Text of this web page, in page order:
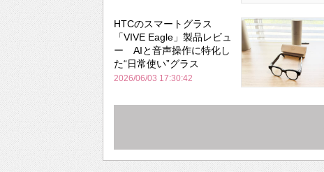
HTCのスマートグラス
「VIVE Eagle」製品レビュ
ー AIと音声操作に特化し
た“日常使い”グラス
2026/06/03 17:30:42